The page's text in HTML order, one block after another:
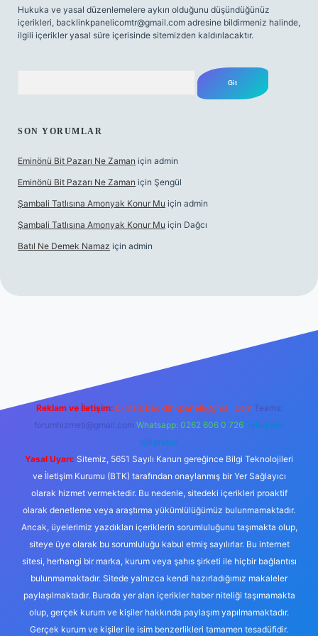
Hukuka ve yasal düzenlemelere aykırı olduğunu düşündüğünüz
içerikleri, backlinkpanelicomtr@gmail.com adresine bildirmeniz halinde,
ilgili içerikler yasal süre içerisinde sitemizden kaldırılacaktır.
SON YORUMLAR
Eminönü Bit Pazarı Ne Zaman için admin
Eminönü Bit Pazarı Ne Zaman için Şengül
Şambali Tatlısına Amonyak Konur Mu için admin
Şambali Tatlısına Amonyak Konur Mu için Dağcı
Batıl Ne Demek Namaz için admin
Reklam ve İletişim: E-mail: backlinkpaneli@gmail.com Teams:
forumhizmeti@gmail.com Whatsapp: 0262 606 0 726 Telegram:
@karabul
Yasal Uyarı: Sitemiz, 5651 Sayılı Kanun gereğince Bilgi Teknolojileri
ve İletişim Kurumu (BTK) tarafından onaylanmış bir Yer Sağlayıcı
olarak hizmet vermektedir. Bu nedenle, sitedeki içerikleri proaktif
olarak denetleme veya araştırma yükümlülüğümüz bulunmamaktadır.
Ancak, üyelerimiz yazdıkları içeriklerin sorumluluğunu taşımakta olup,
siteye üye olarak bu sorumluluğu kabul etmiş sayılırlar. Bu internet
sitesi, herhangi bir marka, kurum veya şahıs şirketi ile hiçbir bağlantısı
bulunmamaktadır. Sitede yalnızca kendi hazırladığımız makaleler
paylaşılmaktadır. Burada yer alan içerikler haber niteliği taşımamakta
olup, gerçek kurum ve kişiler hakkında paylaşım yapılmamaktadır.
Gerçek kurum ve kişiler ile isim benzerlikleri tamamen tesadüfidir.